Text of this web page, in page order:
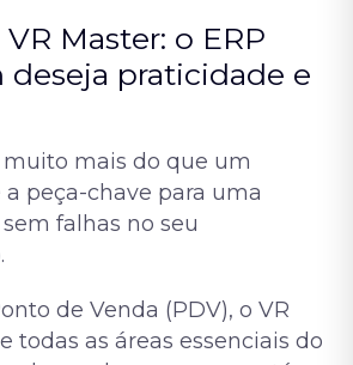
Master: o ERP
deseja praticidade e
muito mais do que um
a peça-chave para uma
falhas no seu
de Venda (PDV), o VR
todas as áreas essenciais do